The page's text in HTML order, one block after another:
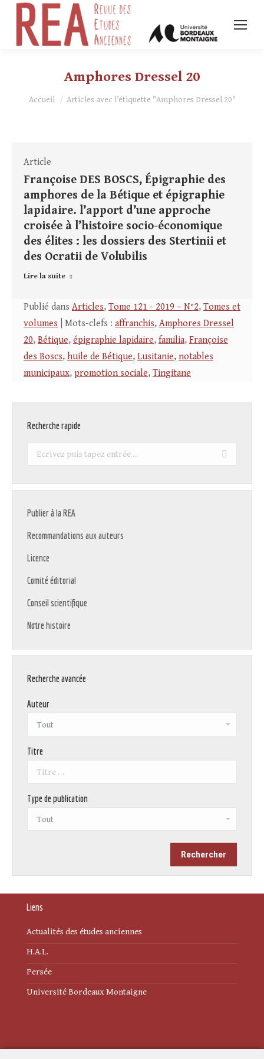
Amphores Dressel 20
Vous êtes ici :
Accueil Articles avec l’étiquette "Amphores Dressel 20"
Article
Françoise DES BOSCS, Épigraphie des
amphores de la Bétique et épigraphie
lapidaire. l’apport d’une approche
croisée à l’histoire socio-économique
des élites : les dossiers des Stertinii et
des Ocratii de Volubilis
Lire la suite
Publié dans Articles, Tome 121 - 2019 – N°2, Tomes et
volumes | Mots-clefs : affranchis, Amphores Dressel
20, Bétique, épigraphie lapidaire, familia, Françoise
des Boscs, huile de Bétique, Lusitanie, notables
municipaux, promotion sociale, Tingitane
Recherche rapide
Recherche
Publier à la REA
Recommandations aux auteurs
Licence
Comité éditorial
Conseil scientifique
Notre histoire
Recherche avancée
Auteur
Titre
Type de publication
Liens
Actualités des études anciennes
H.A.L.
Persée
Université Bordeaux Montaigne